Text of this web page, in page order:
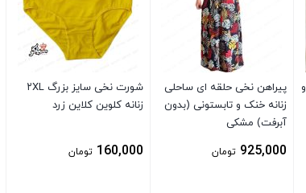
پیراهن نخی حلقه ای ساحلی
زنانه خنک و تابستونی (بدون
آبرفت) مشکی
925,000 تومان
شورت نخی سایز بزرگ ۲XL
زنانه کلوین کلاین زرد
160,000 تومان